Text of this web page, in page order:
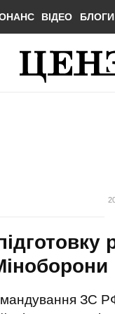
ВІДЕО БЛОГИ
ЗС